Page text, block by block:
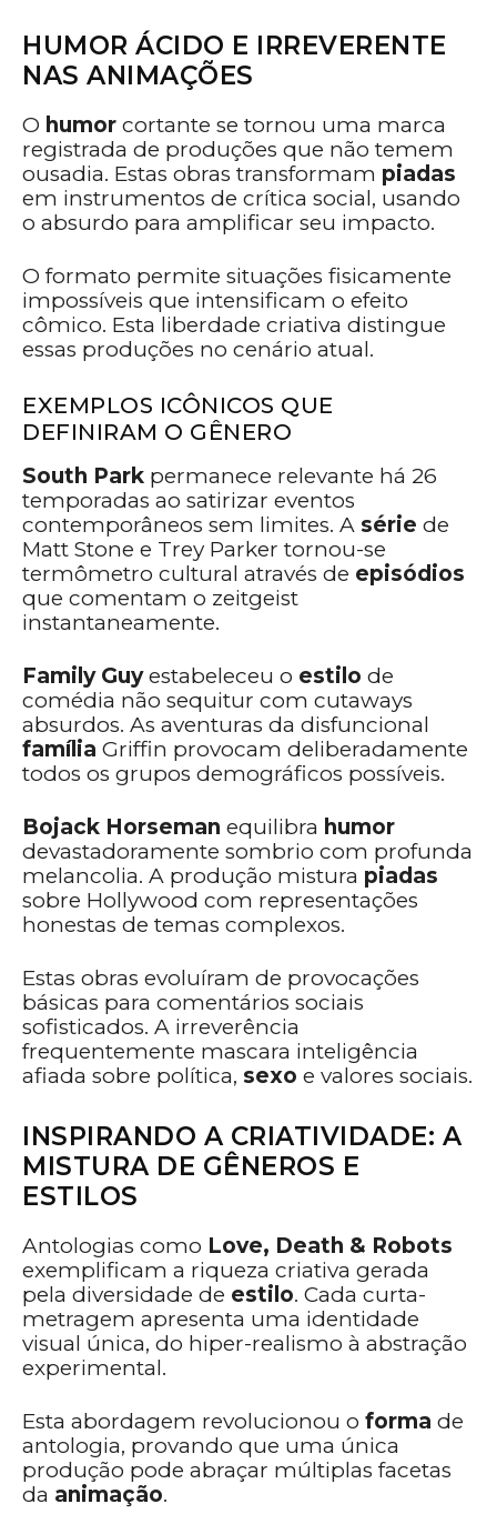
HUMOR ÁCIDO E IRREVERENTE
NAS ANIMAÇÕES
O humor cortante se tornou uma marca
registrada de produções que não temem
ousadia. Estas obras transformam piadas
em instrumentos de crítica social, usando
o absurdo para amplificar seu impacto.
O formato permite situações fisicamente
impossíveis que intensificam o efeito
cômico. Esta liberdade criativa distingue
essas produções no cenário atual.
EXEMPLOS ICÔNICOS QUE
DEFINIRAM O GÊNERO
South Park permanece relevante há 26
temporadas ao satirizar eventos
contemporâneos sem limites. A série de
Matt Stone e Trey Parker tornou-se
termômetro cultural através de episódios
que comentam o zeitgeist
instantaneamente.
Family Guyestabeleceu o estilo de
comédia não sequitur com cutaways
absurdos. As aventuras da disfuncional
família Griffin provocam deliberadamente
todos os grupos demográficos possíveis.
Bojack Horseman equilibra humor
devastadoramente sombrio com profunda
melancolia. A produção mistura piadas
sobre Hollywood com representações
honestas de temas complexos.
Estas obras evoluíram de provocações
básicas para comentários sociais
sofisticados. A irreverência
frequentemente mascara inteligência
afiada sobre política, sexo e valores sociais.
INSPIRANDO A CRIATIVIDADE: A
MISTURA DE GÊNEROS E
ESTILOS
Antologias como Love, Death & Robots
exemplificam a riqueza criativa gerada
pela diversidade de estilo. Cada curta-
metragem apresenta uma identidade
visual única, do hiper-realismo à abstração
experimental.
Esta abordagem revolucionou o forma de
antologia, provando que uma única
produção pode abraçar múltiplas facetas
da animação.